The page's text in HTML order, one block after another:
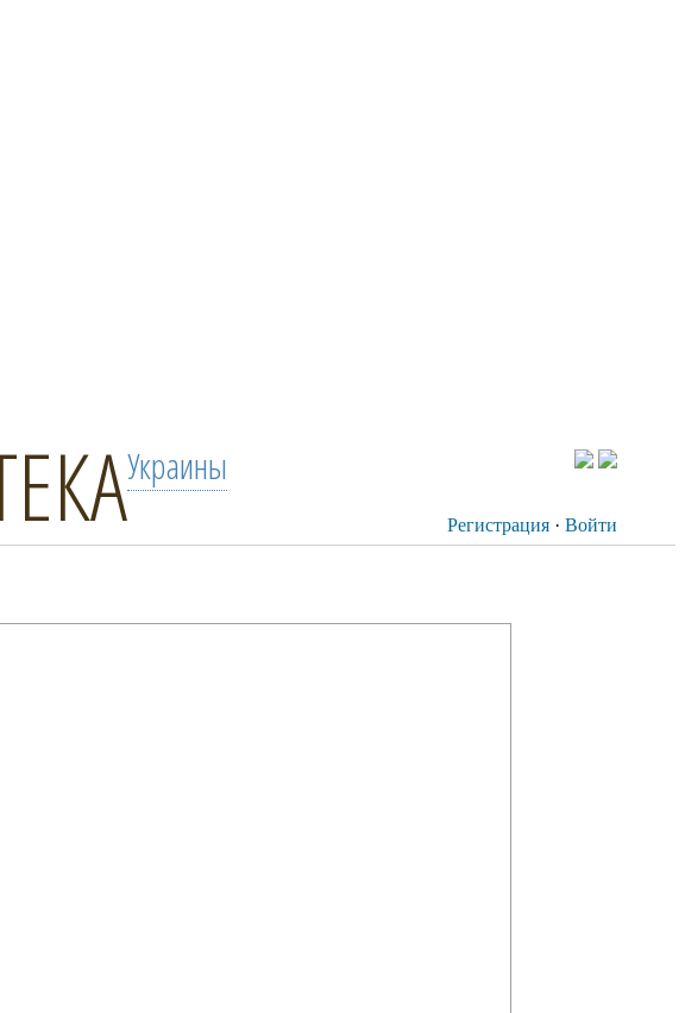
Украины
Регистрация · Войти